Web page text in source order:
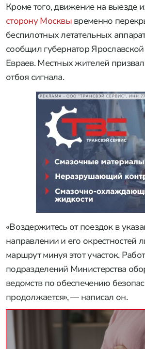
Кроме того, движение на выезде
сторону Москвывременно
беспилотных летательных
сообщил губернатор
Евраев. Местных жителей
отбоя сигнала.
«Воздержитесь от поездок в
направлении и его окрестностей
маршрут минуя этот участок.
подразделений Министерства
ведомств по обеспечению
продолжается», — написал он.